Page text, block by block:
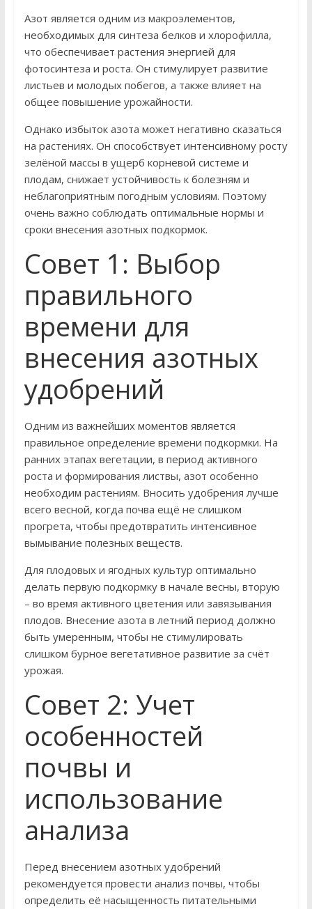
Азот является одним из макроэлементов,
необходимых для синтеза белков и хлорофилла,
что обеспечивает растения энергией для
фотосинтеза и роста. Он стимулирует развитие
листьев и молодых побегов, а также влияет на
общее повышение урожайности.
Однако избыток азота может негативно сказаться
на растениях. Он способствует интенсивному росту
зелёной массы в ущерб корневой системе и
плодам, снижает устойчивость к болезням и
неблагоприятным погодным условиям. Поэтому
очень важно соблюдать оптимальные нормы и
сроки внесения азотных подкормок.
Совет 1: Выбор
правильного
времени для
внесения азотных
удобрений
Одним из важнейших моментов является
правильное определение времени подкормки. На
ранних этапах вегетации, в период активного
роста и формирования листвы, азот особенно
необходим растениям. Вносить удобрения лучше
всего весной, когда почва ещё не слишком
прогрета, чтобы предотвратить интенсивное
вымывание полезных веществ.
Для плодовых и ягодных культур оптимально
делать первую подкормку в начале весны, вторую
– во время активного цветения или завязывания
плодов. Внесение азота в летний период должно
быть умеренным, чтобы не стимулировать
слишком бурное вегетативное развитие за счёт
урожая.
Совет 2: Учет
особенностей
почвы и
использование
анализа
Перед внесением азотных удобрений
рекомендуется провести анализ почвы, чтобы
определить её насыщенность питательными